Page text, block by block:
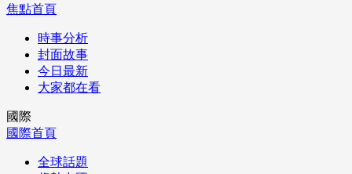
焦點首頁
時事分析
封面故事
今日最新
大家都在看
國際
國際首頁
全球話題